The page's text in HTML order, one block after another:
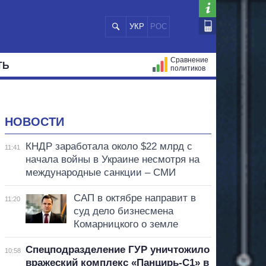
УКР РОС
Сравнение
политиков
НОВОСТИ
11:41
КНДР заработала около $22 млрд с
начала войны в Украине несмотря на
международные санкции – СМИ
11:20
САП в октябре направит в
суд дело бизнесмена
Комарницкого о земле
10:58
Спецподразделение ГУР уничтожило
вражеский комплекс «Панцирь-С1» в